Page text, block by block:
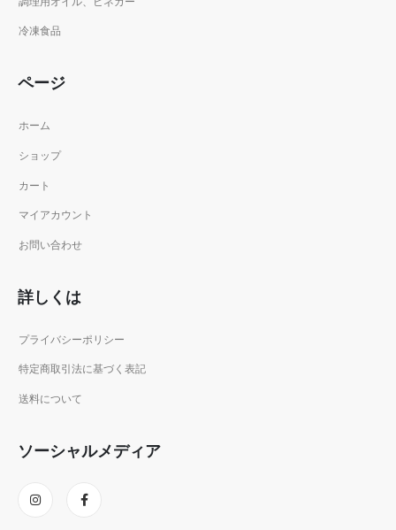
冷凍食品
ページ
ホーム
ショップ
カート
マイアカウント
お問い合わせ
詳しくは
プライバシーポリシー
特定商取引法に基づく表記
送料について
ソーシャルメディア